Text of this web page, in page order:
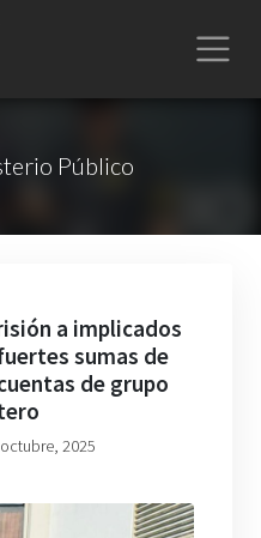
Público
a implicados
sumas de
de grupo
2025